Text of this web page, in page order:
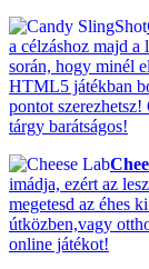
a célzáshoz majd
során, hogy minél
HTML5 játékban
pontot
tárgy barátságos!
imádja, ezért az
megetesd az éhes
útközben,vagy
online játékot!